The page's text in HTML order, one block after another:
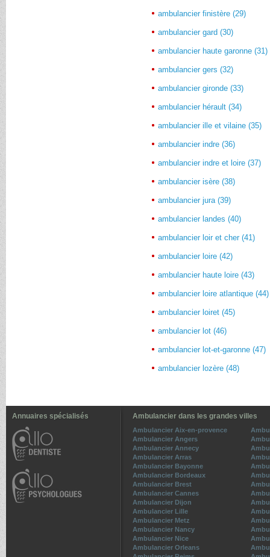
ambulancier finistère (29)
ambulancier gard (30)
ambulancier haute garonne (31)
ambulancier gers (32)
ambulancier gironde (33)
ambulancier hérault (34)
ambulancier ille et vilaine (35)
ambulancier indre (36)
ambulancier indre et loire (37)
ambulancier isère (38)
ambulancier jura (39)
ambulancier landes (40)
ambulancier loir et cher (41)
ambulancier loire (42)
ambulancier haute loire (43)
ambulancier loire atlantique (44)
ambulancier loiret (45)
ambulancier lot (46)
ambulancier lot-et-garonne (47)
ambulancier lozère (48)
Annuaires spécialisés Ambulancier dans les grandes villes
Ambulancier Aix-en-provence
Ambulancier Angers
Ambulancier Annecy
Ambulancier Arras
Ambulancier Bayonne
Ambulancier Bordeaux
Ambulancier Brest
Ambulancier Cannes
Ambulancier Dijon
Ambulancier Lille
Ambulancier Metz
Ambulancier Nancy
Ambulancier Nice
Ambulancier Orleans